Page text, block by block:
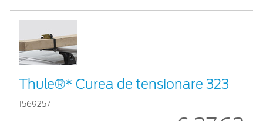
Thule®* Curea de tensionare 323
1569257